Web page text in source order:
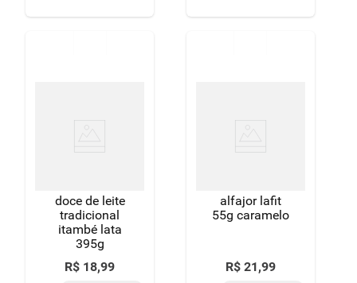
doce de leite
tradicional
itambé lata
395g
R$ 18,99
alfajor lafit
55g caramelo
R$ 21,99